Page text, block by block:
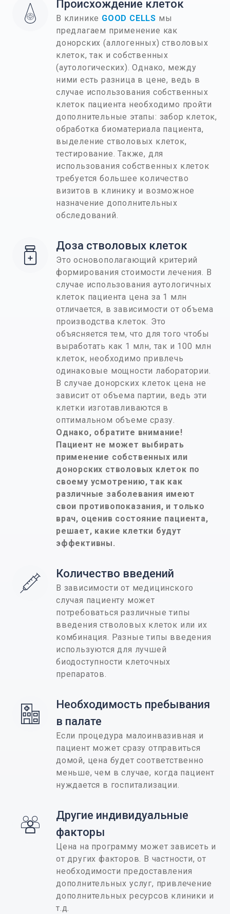
Происхождение клеток
В клинике GOOD CELLS мы
предлагаем применение как
донорских (аллогенных) стволовых
клеток, так и собственных
(аутологических). Однако, между
ними есть разница в цене, ведь в
случае использования собственных
клеток пациента необходимо пройти
дополнительные этапы: забор клеток,
обработка биоматериала пациента,
выделение стволовых клеток,
тестирование. Также, для
использования собственных клеток
требуется большее количество
визитов в клинику и возможное
назначение дополнительных
обследований.
Доза стволовых клеток
Это основополагающий критерий
формирования стоимости лечения. В
случае использования аутологичных
клеток пациента цена за 1 млн
отличается, в зависимости от объема
производства клеток. Это
объясняется тем, что для того чтобы
выработать как 1 млн, так и 100 млн
клеток, необходимо привлечь
одинаковые мощности лаборатории.
В случае донорских клеток цена не
зависит от объема партии, ведь эти
клетки изготавливаются в
оптимальном объеме сразу.
Однако, обратите внимание!
Пациент не может выбирать
применение собственных или
донорских стволовых клеток по
своему усмотрению, так как
различные заболевания имеют
свои противопоказания, и только
врач, оценив состояние пациента,
решает, какие клетки будут
эффективны.
Количество введений
В зависимости от медицинского
случая пациенту может
потребоваться различные типы
введения стволовых клеток или их
комбинация. Разные типы введения
используются для лучшей
биодоступности клеточных
препаратов.
Необходимость пребывания
в палате
Если процедура малоинвазивная и
пациент может сразу отправиться
домой, цена будет соответственно
меньше, чем в случае, когда пациент
нуждается в госпитализации.
Другие индивидуальные
факторы
Цена на программу может зависеть и
от других факторов. В частности, от
необходимости предоставления
дополнительных услуг, привлечение
дополнительных ресурсов клиники и
т.д.